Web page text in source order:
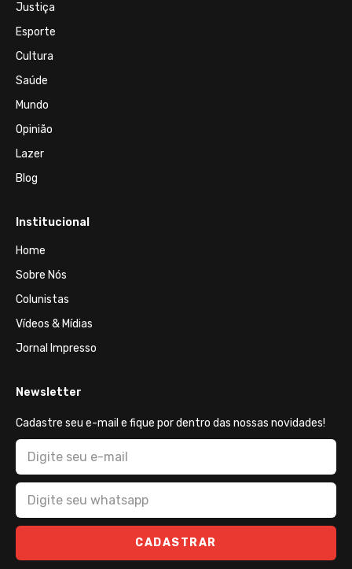
Justiça
Esporte
Cultura
Saúde
Mundo
Opinião
Lazer
Blog
Institucional
Home
Sobre Nós
Colunistas
Vídeos & Mídias
Jornal Impresso
Newsletter
Cadastre seu e-mail e fique por dentro das nossas novidades!
CADASTRAR